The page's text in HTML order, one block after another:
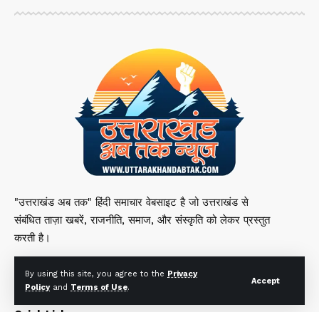
By using this site, you agree to the Privacy
Policyand Terms of Use.
Accept
"उत्तराखंड अब तक" हिंदी समाचार वेबसाइट है जो उत्तराखंड से
संबंधित ताज़ा खबरें, राजनीति, समाज, और संस्कृति को लेकर प्रस्तुत
करती है।